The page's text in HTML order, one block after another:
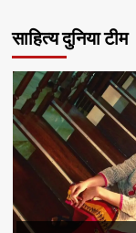
साहित्य दुनिया टीम